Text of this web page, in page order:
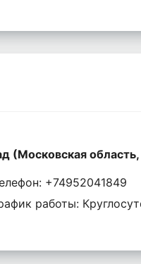
(Московская
+74952041849
работы: